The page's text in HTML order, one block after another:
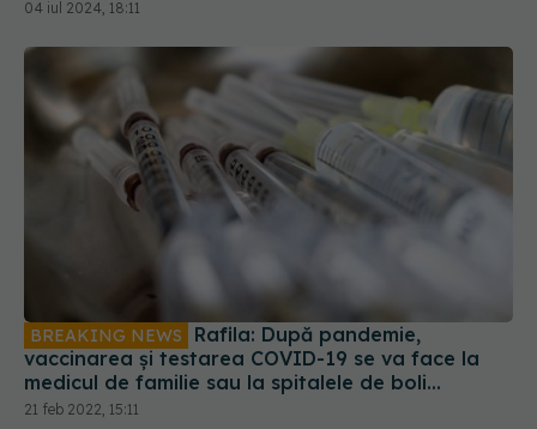
BREAKING NEWS
vaccinarea și testarea COVID-19 se va face la
medicul de familie sau la spitalele de boli
infecțioase
21 feb 2022, 15:11